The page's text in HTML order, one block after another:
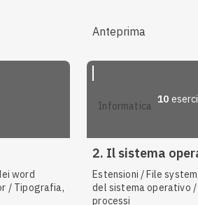
Anteprima
word
informatica
10
2. Il sistema
Estensioni / File
del sistema operativo /
processi